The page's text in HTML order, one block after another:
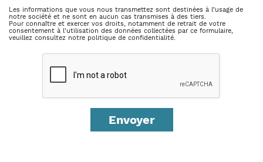
Les informations que vous nous transmettez sont destinées à l’usage de
notre société et ne sont en aucun cas transmises à des tiers.
Pour connaître et exercer vos droits, notamment de retrait de votre
consentement à l'utilisation des données collectées par ce formulaire,
veuillez consultez notre politique de confidentialité.
Envoyer